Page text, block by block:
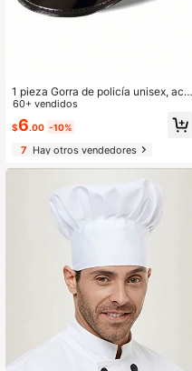
1 pieza Gorra de policía unisex, acc
esorio de disfraz para uso en fiestas
60+ vendidos
$6.00 -10%
7 Hay otros vendedores